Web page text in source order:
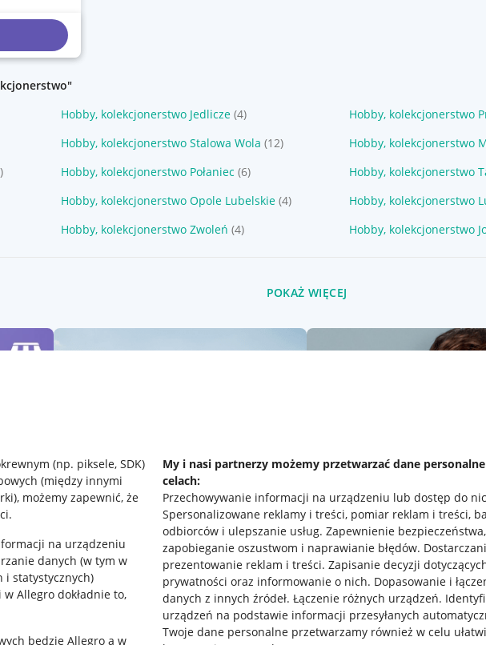
(np. piksele, SDK)
(między innymi
, możemy zapewnić, że
na urządzeniu
danych (w tym w
i statystycznych)
Allegro dokładnie to,
będzie Allegro a w
My i nasi partnerzy możemy przetwarzać dane
celach:
Przechowywanie informacji na urządzeniu lub dostęp do
Spersonalizowane reklamy i treści, pomiar reklam i treści,
odbiorców i ulepszanie usług. Zapewnienie bezpieczeństwa,
zapobieganie oszustwom i naprawianie błędów.
prezentowanie reklam i treści. Zapisanie decyzji
prywatności oraz informowanie o nich. Dopasowanie i
danych z innych źródeł. Łączenie różnych urządzeń.
urządzeń na podstawie informacji przesyłanych
Twoje dane personalne przetwarzamy również w celu
Hobby, kolekcjonerstwo Jedlicze (4) Hobby, kolekcjonerstwo
Hobby, kolekcjonerstwo Stalowa Wola (12) Hobby, kolekcjonerstwo
Hobby, kolekcjonerstwo Połaniec (6) Hobby, kolekcjonerstwo
Hobby, kolekcjonerstwo Opole Lubelskie (4) Hobby, kolekcjonerstwo
Hobby, kolekcjonerstwo Zwoleń (4) Hobby, kolekcjonerstwo
POKAŻ WIĘCEJ
Pobierz aplikację